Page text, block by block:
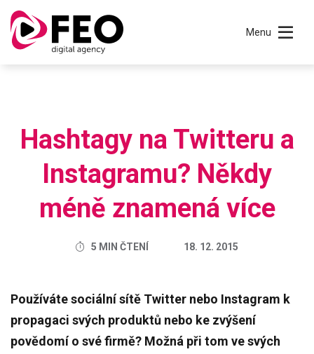
Menu
Hashtagy na Twitteru a
Instagramu? Někdy
méně znamená více
5 MIN ČTENÍ 18. 12. 2015
Používáte sociální sítě Twitter nebo Instagram k
propagaci svých produktů nebo ke zvýšení
povědomí o své firmě? Možná při tom ve svých